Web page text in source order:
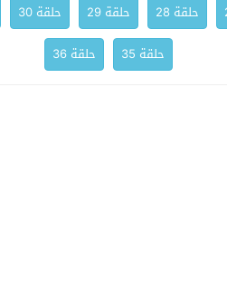
حلقة 28 حلقة 29 حلقة 30
حلقة 35
حلقة 36